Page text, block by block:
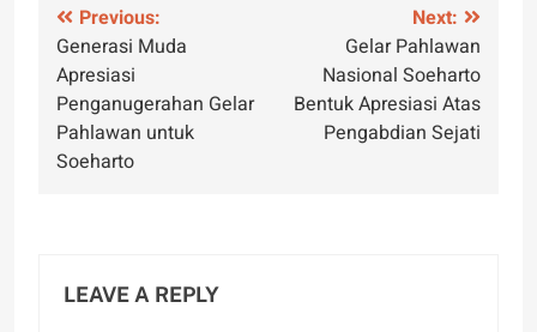
Post
navigation
Previous:
Generasi Muda
Apresiasi
Penganugerahan Gelar
Pahlawan untuk
Soeharto
Next:
Gelar Pahlawan
Nasional Soeharto
Bentuk Apresiasi Atas
Pengabdian Sejati
LEAVE A REPLY